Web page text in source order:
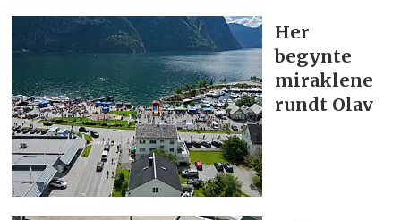
Her
begynte
miraklene
rundt Olav